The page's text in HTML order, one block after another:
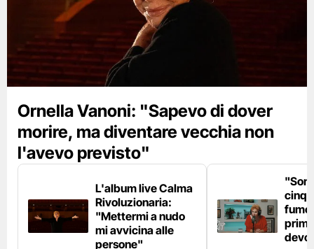
Ornella Vanoni: "Sapevo di dover
morire, ma diventare vecchia non
l'avevo previsto"
L'album live Calma
Rivoluzionaria:
"Mettermi a nudo
mi avvicina alle
persone"
fumo
devo